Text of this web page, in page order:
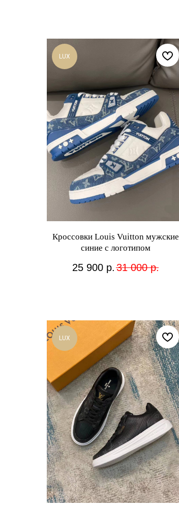
LUX
Кроссовки Louis Vuitton мужские
синие с логотипом
25 900 р. 31 000 р.
LUX